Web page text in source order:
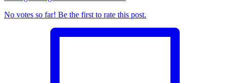
No votes so far! Be the first to rate this post.